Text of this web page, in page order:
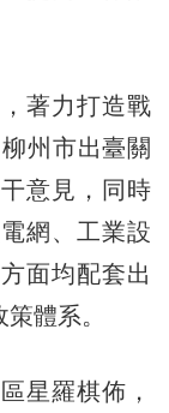
著力打造戰
州市出臺關
意見，同時
網、工業設
面均配套出
體系。
星羅棋佈，